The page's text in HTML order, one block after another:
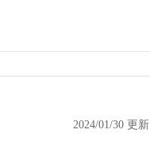
2024/01/30 更新